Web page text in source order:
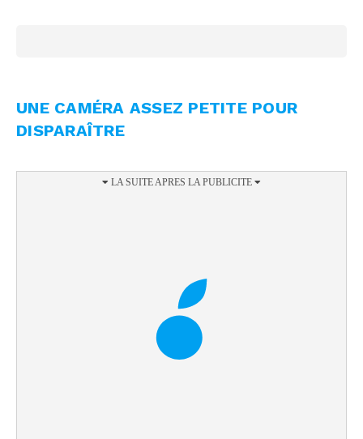
UNE CAMÉRA ASSEZ PETITE POUR
DISPARAÎTRE